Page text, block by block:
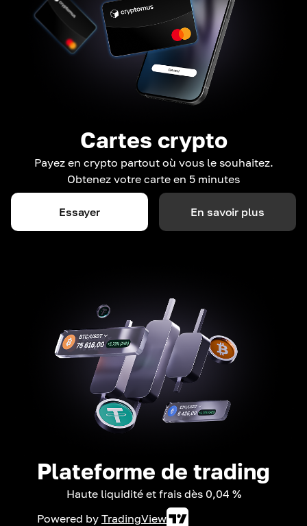
Cartes crypto
Payez en crypto partout où vous le souhaitez.
Obtenez votre carte en 5 minutes
Essayer En savoir plus
Plateforme de trading
Haute liquidité et frais dès 0,04 %
Powered by TradingView